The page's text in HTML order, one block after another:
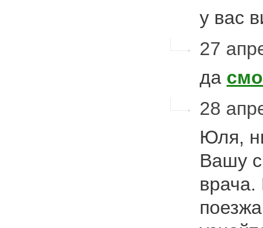
у вас
27
да
28
Юля,
Вашу
врача.